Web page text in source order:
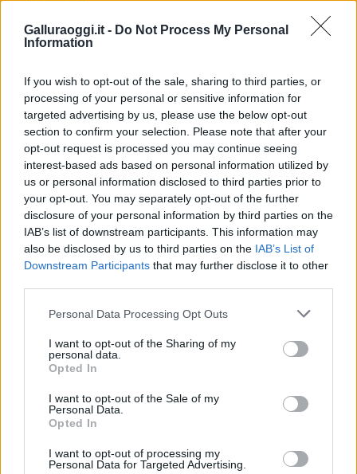
Galluraoggi.it - Do Not Process My Personal
Information
If you wish to opt-out of the sale, sharing to third parties, or
processing of your personal or sensitive information for
targeted advertising by us, please use the below opt-out
section to confirm your selection. Please note that after your
opt-out request is processed you may continue seeing
interest-based ads based on personal information utilized by
us or personal information disclosed to third parties prior to
your opt-out. You may separately opt-out of the further
disclosure of your personal information by third parties on the
IAB’s list of downstream participants. This information may
also be disclosed by us to third parties on the IAB’s List of
Downstream Participants that may further disclose it to other
Please note that this website/app uses one or more Google
not limited to your visit or usage behaviour. You may click to
grant or deny consent to Google and its third-party tags to
use your data for below specified purposes in below Google
consent section.
Personal Data Processing Opt Outs
I want to opt-out of the Sharing of my
personal data.
Opted In
I want to opt-out of the Sale of my
Personal Data.
Opted In
I want to opt-out of processing my
Personal Data for Targeted Advertising.
Gallura, finti clienti svuotano le suite: furto da
50mila nel resort
Meteo Olbia 7 agosto, sole e caldo tornano
protagonisti
Test tunnel Olbia: rampe chiuse ancora fino a
fine agosto
Aggius conquista la classifica delle mete più
amate dell’estate 2026